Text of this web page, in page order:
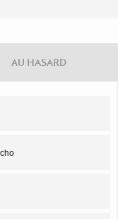
AU HASARD